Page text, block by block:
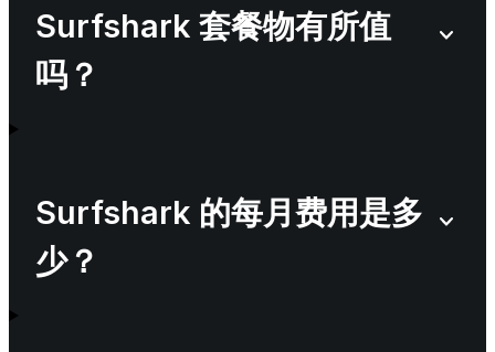
Surfshark 套餐物有所值
吗？
Surfshark 的每月费用是多
少？